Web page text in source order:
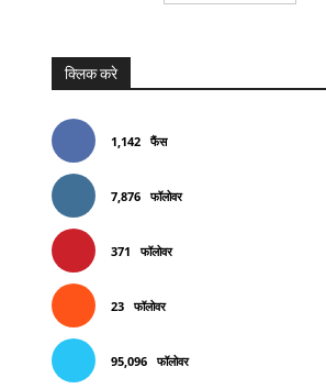
क्लिक करे
1,142 फैंस
7,876 फॉलोवर
371 फॉलोवर
23 फॉलोवर
95,096 फॉलोवर